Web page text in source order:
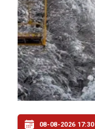
08-08-2026 17:30